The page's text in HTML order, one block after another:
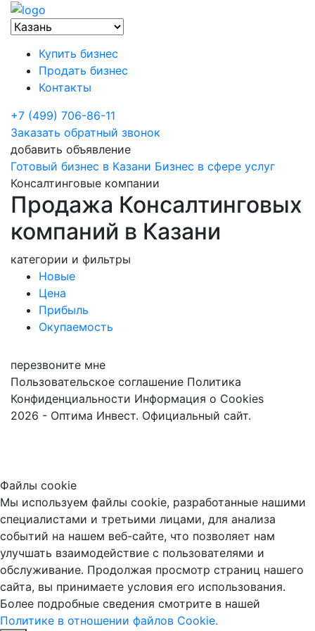
Купить бизнес
Продать бизнес
Контакты
+7 (499) 706-86-11
Заказать обратный звонок
добавить объявление
Готовый бизнес в Казани Бизнес в сфере услуг
Консалтинговые компании
Продажа Консалтинговых
компаний в Казани
категории и фильтры
Новые
Цена
Прибыль
Окупаемость
перезвоните мне
Пользовательское соглашение Политика
Конфиденциальности Информация о Cookies
2026 - Оптима Инвест. Официальный сайт.
Файлы cookie
Мы используем файлы cookie, разработанные нашими
специалистами и третьими лицами, для анализа
событий на нашем веб-сайте, что позволяет нам
улучшать взаимодействие с пользователями и
обслуживание. Продолжая просмотр страниц нашего
сайта, вы принимаете условия его использования.
Более подробные сведения смотрите в нашей
Политике в отношении файлов Cookie.